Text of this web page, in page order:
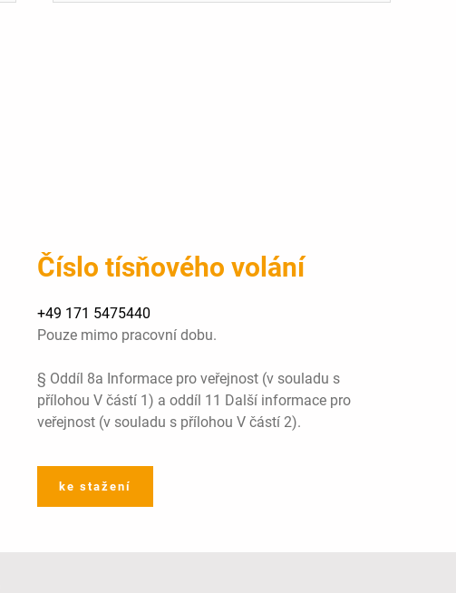
Číslo tísňového volání
+49 171 5475440
Pouze mimo pracovní dobu.
§ Oddíl 8a Informace pro veřejnost (v souladu s
přílohou V částí 1) a oddíl 11 Další informace pro
veřejnost (v souladu s přílohou V částí 2).
ke stažení